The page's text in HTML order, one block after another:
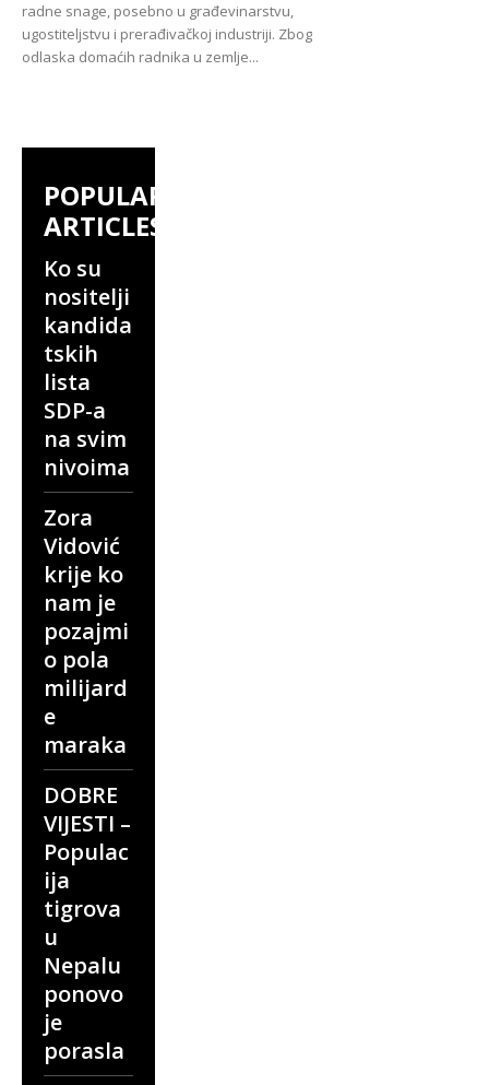
radne snage, posebno u građevinarstvu,
ugostiteljstvu i prerađivačkoj industriji. Zbog
odlaska domaćih radnika u zemlje...
POPULAR
ARTICLES
Ko su
nositelji
kandida
tskih
lista
SDP-a
na svim
nivoima
Zora
Vidović
krije ko
nam je
pozajmi
o pola
milijard
e
maraka
DOBRE
VIJESTI –
Populac
ija
tigrova
u
Nepalu
ponovo
je
porasla